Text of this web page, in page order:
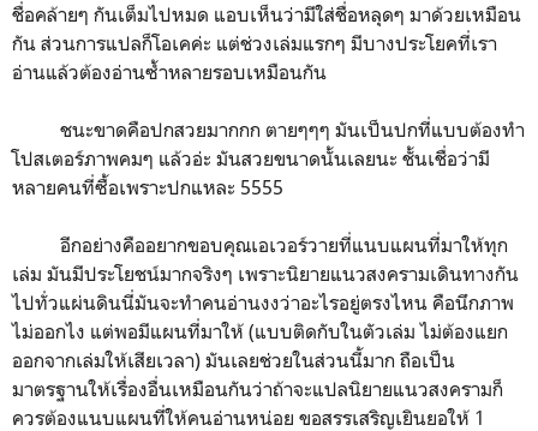
ชื่อคล้ายๆ กันเต็มไปหมด แอบเห็นว่ามีใส่ชื่อหลุดๆ มาด้วยเหมือน
กัน ส่วนการแปลก็โอเคค่ะ แต่ช่วงเล่มแรกๆ มีบางประโยคที่เรา
อ่านแล้วต้องอ่านซ้ำหลายรอบเหมือนกัน
ชนะขาดคือปกสวยมากกก ตายๆๆๆ มันเป็นปกที่แบบต้องทำ
โปสเตอร์ภาพคมๆ แล้วอ่ะ มันสวยขนาดนั้นเลยนะ ชั้นเชื่อว่ามี
หลายคนที่ซื้อเพราะปกแหละ 5555
อีกอย่างคืออยากขอบคุณเอเวอร์วายที่แนบแผนที่มาให้ทุก
เล่ม มันมีประโยชน์มากจริงๆ เพราะนิยายแนวสงครามเดินทางกัน
ไปทั่วแผ่นดินนี่มันจะทำคนอ่านงงว่าอะไรอยู่ตรงไหน คือนึกภาพ
ไม่ออกไง แต่พอมีแผนที่มาให้ (แบบติดกับในตัวเล่ม ไม่ต้องแยก
ออกจากเล่มให้เสียเวลา) มันเลยช่วยในส่วนนี้มาก ถือเป็น
มาตรฐานให้เรื่องอื่นเหมือนกันว่าถ้าจะแปลนิยายแนวสงครามก็
ควรต้องแนบแผนที่ให้คนอ่านหน่อย ขอสรรเสริญเยินยอให้ 1